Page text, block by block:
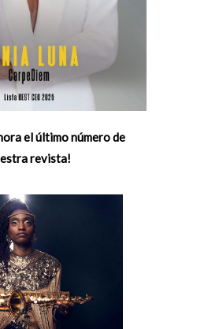
el último número de
revista!